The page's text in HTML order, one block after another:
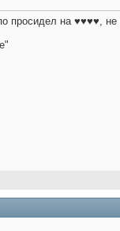
просидел на ♥♥♥♥, не